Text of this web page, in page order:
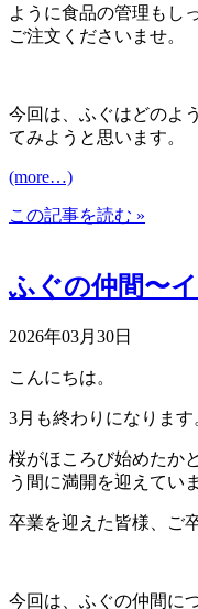
ように食品の管理もし
ご注文くださいませ。
今回は、ふぐはどのよ
てみようと思います。
(more…)
この記事を読む »
ふぐの仲間〜
2026年03月30日
こんにちは。
3月も終わりになります
桜がほころび始めたか
う間に満開を迎えてい
卒業を迎えた皆様、ご
今回は、ふぐの仲間に